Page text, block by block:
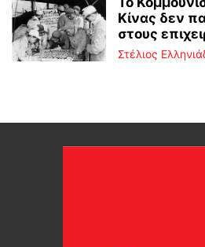
Κίνας δεν
στους
Στέλιος